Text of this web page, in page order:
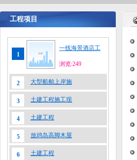
工程项目
1
一线海景酒店工
浏览:249
2 大型船舶上岸施
3 土建工程施工现
4 土建工程
5 放鸡岛高脚木屋
6 土建工程